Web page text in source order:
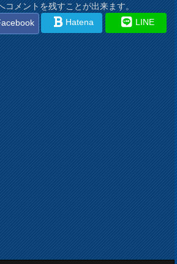
コメントを残すことが出来ます。
Hatena LINE